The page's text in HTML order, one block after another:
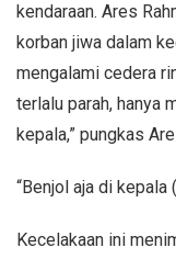
kendaraan. Ares
korban jiwa dalam
mengalami cedera
terlalu parah, hanya
kepala,” pungkas
“Benjol aja di kepala
Kecelakaan ini